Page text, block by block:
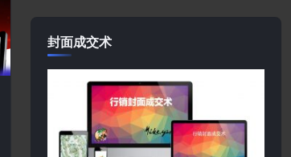
封面成交术